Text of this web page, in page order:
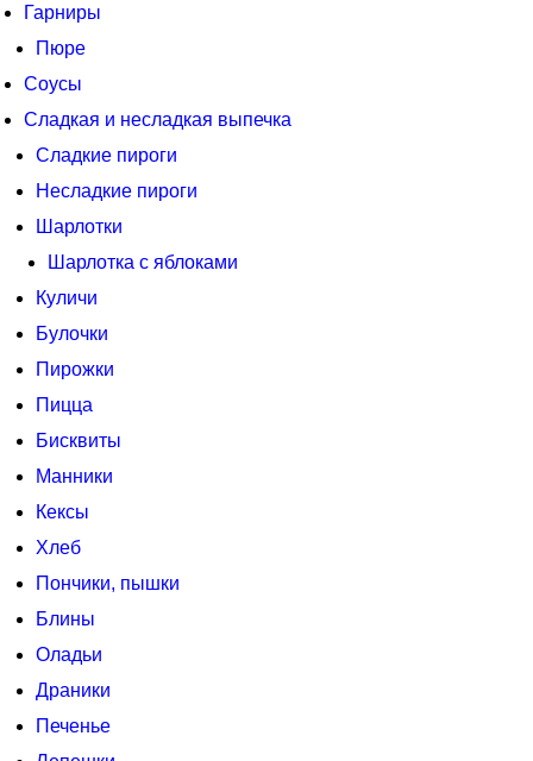
Гарниры
Пюре
Соусы
Сладкая и несладкая выпечка
Сладкие пироги
Несладкие пироги
Шарлотки
Шарлотка с яблоками
Куличи
Булочки
Пирожки
Пицца
Бисквиты
Манники
Кексы
Хлеб
Пончики, пышки
Блины
Оладьи
Драники
Печенье